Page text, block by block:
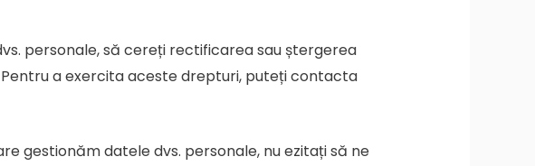
personale, să cereți rectificarea sau ștergerea
a exercita aceste drepturi, puteți contacta
gestionăm datele dvs. personale, nu ezitați să ne